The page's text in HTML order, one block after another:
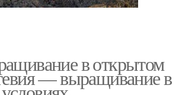
в открытом
— выращивание в